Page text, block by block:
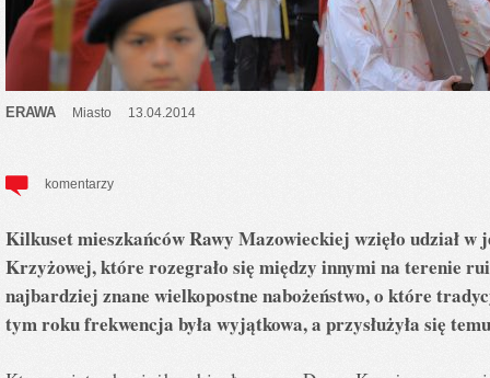
ERAWA Miasto 13.04.2014
komentarzy
Kilkuset mieszkańców Rawy Mazowieckiej wzięło udział
Krzyżowej, które rozegrało się między innymi na terenie
najbardziej znane wielkopostne nabożeństwo, o które
tym roku frekwencja była wyjątkowa, a przysłużyła się